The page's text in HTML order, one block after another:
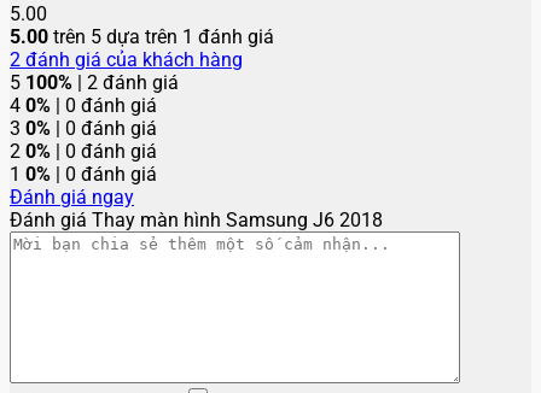
5.00
5.00 trên 5 dựa trên 1 đánh giá
2 đánh giá của khách hàng
5 100% | 2 đánh giá
4 0% | 0 đánh giá
3 0% | 0 đánh giá
2 0% | 0 đánh giá
1 0% | 0 đánh giá
Đánh giá ngay
Đánh giá Thay màn hình Samsung J6 2018